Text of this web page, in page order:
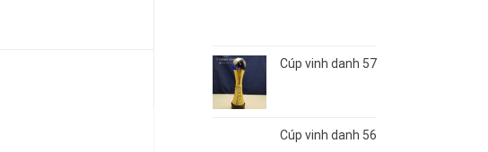
Cúp vinh danh 57
Cúp vinh danh 56